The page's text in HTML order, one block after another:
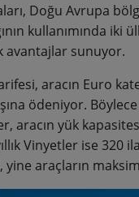
Doğu Avrupa
kullanımında
avantajlar sunuyor.
aracın Euro
ödeniyor.
aracın yük
Vinyetler ise 320
araçların